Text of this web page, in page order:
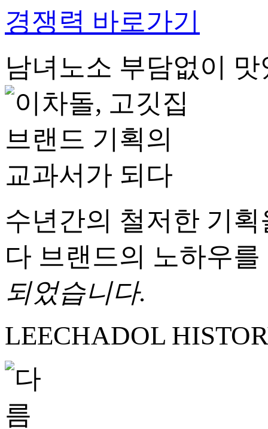
경쟁력 바로가기
남녀노소 부담없이
수년간의 철저한 기획
다 브랜드의 노하우
되었습니다.
LEECHADOL